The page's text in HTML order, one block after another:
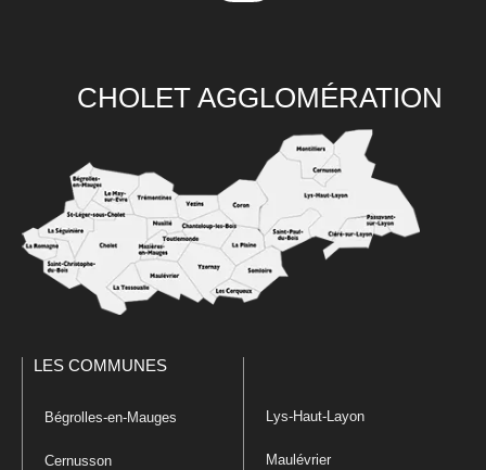
CHOLET AGGLOMÉRATION
LES COMMUNES
Bégrolles-en-Mauges
Cernusson
Lys-Haut-Layon
Maulévrier